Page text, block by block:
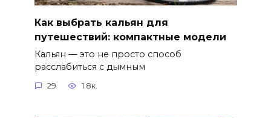
Как выбрать кальян для
путешествий: компактные модели
Кальян — это не просто способ
расслабиться с дымным
29 1.8к.